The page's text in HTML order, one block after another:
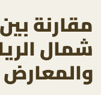
مقارنة
شمال
والمعارض